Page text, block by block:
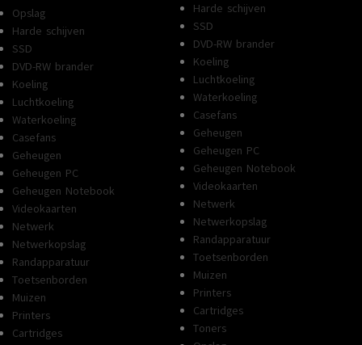
Opslag
Harde schijven
SSD
DVD-RW brander
Koeling
Luchtkoeling
Waterkoeling
Casefans
Geheugen
Geheugen PC
Geheugen Notebook
Videokaarten
Netwerk
Netwerkopslag
Randapparatuur
Toetsenborden
Muizen
Printers
Cartridges
Harde schijven
SSD
DVD-RW brander
Koeling
Luchtkoeling
Waterkoeling
Casefans
Geheugen
Geheugen PC
Geheugen Notebook
Videokaarten
Netwerk
Netwerkopslag
Randapparatuur
Toetsenborden
Muizen
Printers
Cartridges
Toners